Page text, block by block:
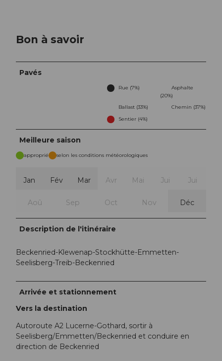
Bon à savoir
Pavés
Rue (7%)
Asphalte
(20%)
Ballast (33%)
Chemin (37%)
Sentier (4%)
Meilleure saison
approprié selon les conditions météorologiques
Jan Fév Mar Avr Mai Jui Jui
Aoû Sep Oct Nov Déc
Description de l'itinéraire
Beckenried-Klewenap-Stockhütte-Emmetten-
Seelisberg-Treib-Beckenried
Arrivée et stationnement
Vers la destination
Autoroute A2 Lucerne-Gothard, sortir à
Seelisberg/Emmetten/Beckenried et conduire en
direction de Beckenried